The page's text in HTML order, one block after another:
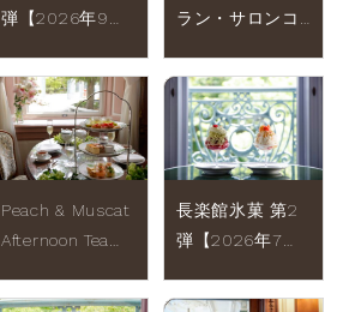
弾【2026年9月1
(水)】
ラン・サロンコ
Peach & Muscat
Afternoon Tea
August 31 (Mon),
長楽館氷菓 第2
弾【2026年7月
31日（月）】